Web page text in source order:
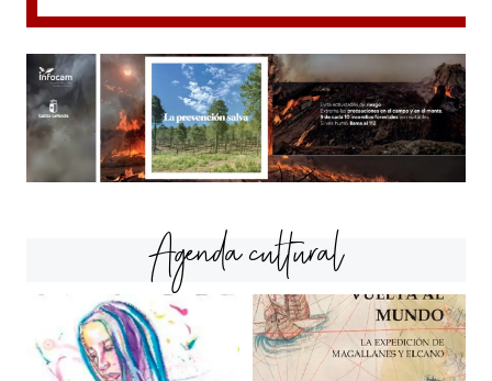
Agenda cultural